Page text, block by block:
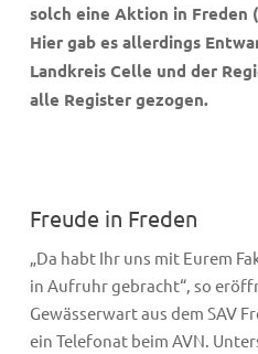
solch eine Aktion in Freden
Hier gab es allerdings
Landkreis Celle und der
alle Register gezogen.
Freude in Freden
„Da habt Ihr uns mit Eurem
in Aufruhr gebracht“, so
Gewässerwart aus dem SAV
ein Telefonat beim AVN.